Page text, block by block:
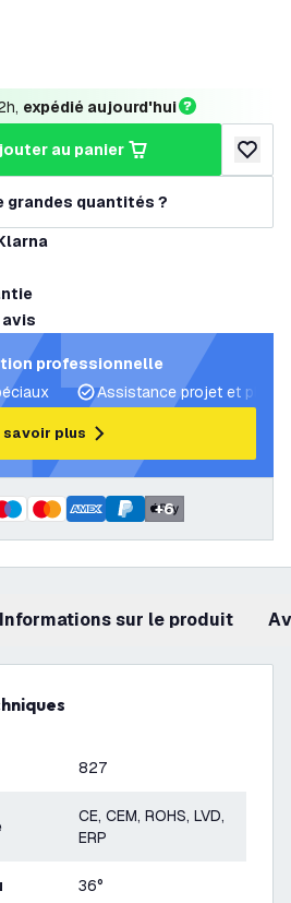
expédié aujourd'hui
quantité
ajouter au panier
grandes quantités ?
professionnelle
Assistance projet et plans
savoir plus
+6
Informations sur le produit
827
CE, CEM, ROHS, LVD,
ERP
36°